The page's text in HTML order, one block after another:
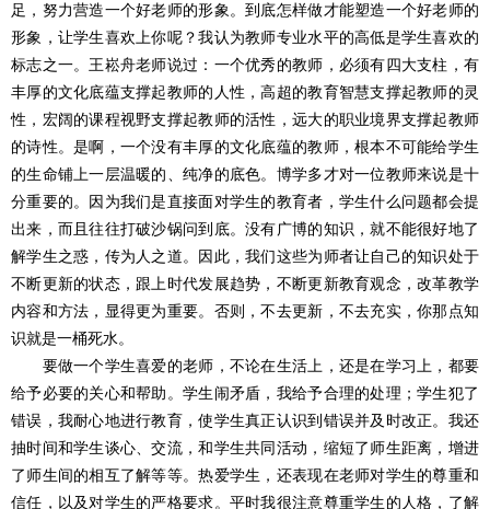
足，努力营造一个好老师的形象。到底怎样做才能塑造一个好老师的
形象，让学生喜欢上你呢？我认为教师专业水平的高低是学生喜欢的
标志之一。王崧舟老师说过：一个优秀的教师，必须有四大支柱，有
丰厚的文化底蕴支撑起教师的人性，高超的教育智慧支撑起教师的灵
性，宏阔的课程视野支撑起教师的活性，远大的职业境界支撑起教师
的诗性。是啊，一个没有丰厚的文化底蕴的教师，根本不可能给学生
的生命铺上一层温暖的、纯净的底色。博学多才对一位教师来说是十
分重要的。因为我们是直接面对学生的教育者，学生什么问题都会提
出来，而且往往打破沙锅问到底。没有广博的知识，就不能很好地了
解学生之惑，传为人之道。因此，我们这些为师者让自己的知识处于
不断更新的状态，跟上时代发展趋势，不断更新教育观念，改革教学
内容和方法，显得更为重要。否则，不去更新，不去充实，你那点知
识就是一桶死水。
要做一个学生喜爱的老师，不论在生活上，还是在学习上，都要
给予必要的关心和帮助。学生闹矛盾，我给予合理的处理；学生犯了
错误，我耐心地进行教育，使学生真正认识到错误并及时改正。我还
抽时间和学生谈心、交流，和学生共同活动，缩短了师生距离，增进
了师生间的相互了解等等。热爱学生，还表现在老师对学生的尊重和
信任，以及对学生的严格要求。平时我很注意尊重学生的人格，了解